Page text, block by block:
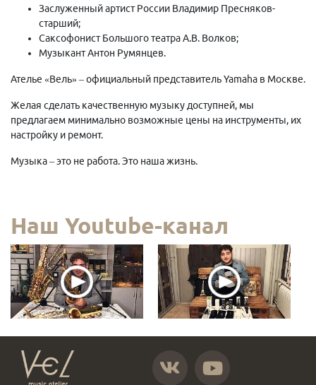
Заслуженный артист России Владимир Пресняков-
старший;
Саксофонист Большого театра А.В. Волков;
Музыкант Антон Румянцев.
Ателье «Вель» – официальный представитель Yamaha в Москве.
Желая сделать качественную музыку доступней, мы
предлагаем минимально возможные цены на инструменты, их
настройку и ремонт.
Музыка – это не работа. Это наша жизнь.
Наш Youtube-канал